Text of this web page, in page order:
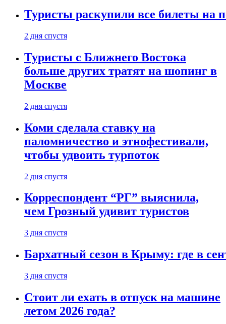
Туристы раскупили все билеты на
2 дня спустя
Туристы с Ближнего Востока
больше других тратят на шопинг в
Москве
2 дня спустя
Коми сделала ставку на
паломничество и этнофестивали,
чтобы удвоить турпоток
2 дня спустя
Корреспондент “РГ” выяснила,
чем Грозный удивит туристов
3 дня спустя
Бархатный сезон в Крыму: где в
3 дня спустя
Стоит ли ехать в отпуск на машине
летом 2026 года?